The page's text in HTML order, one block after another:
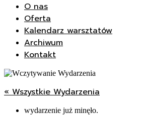
O nas
Oferta
Kalendarz warsztatów
Archiwum
Kontakt
« Wszystkie Wydarzenia
wydarzenie już minęło.